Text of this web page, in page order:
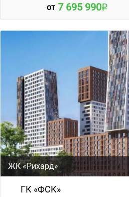
от 7 695 990
ЖК «Рихард»
ГК «ФСК»